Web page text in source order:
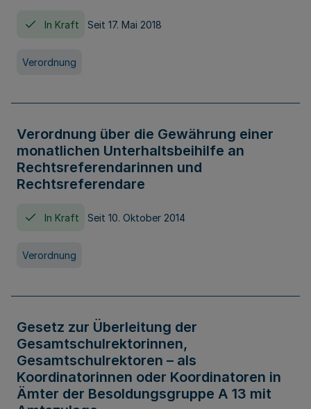
In Kraft Seit 17. Mai 2018
Verordnung
Verordnung über die Gewährung einer
monatlichen Unterhaltsbeihilfe an
Rechtsreferendarinnen und
Rechtsreferendare
In Kraft Seit 10. Oktober 2014
Verordnung
Gesetz zur Überleitung der
Gesamtschulrektorinnen,
Gesamtschulrektoren – als
Koordinatorinnen oder Koordinatoren in
Ämter der Besoldungsgruppe A 13 mit